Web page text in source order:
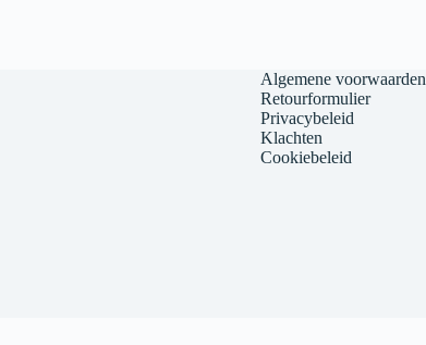
Algemene voorwaarden
Retourformulier
Privacybeleid
Klachten
Cookiebeleid